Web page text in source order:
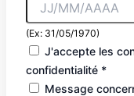
(Ex: 31/05/1970)
J'accepte les
confidentialité *
Message